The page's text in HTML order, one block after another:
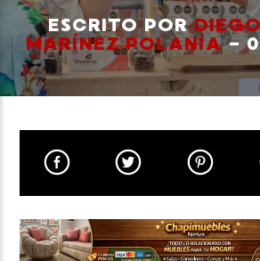
CANCIÓN ACTUAL
TÍTULO
ARTISTA
Neiva Estereo
ESCRITO POR
MARÍNEZ POLANÍA-